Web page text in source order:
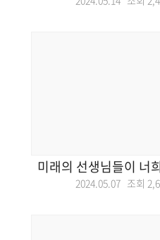
미래의 선생님들이 너
2024.05.07 조회